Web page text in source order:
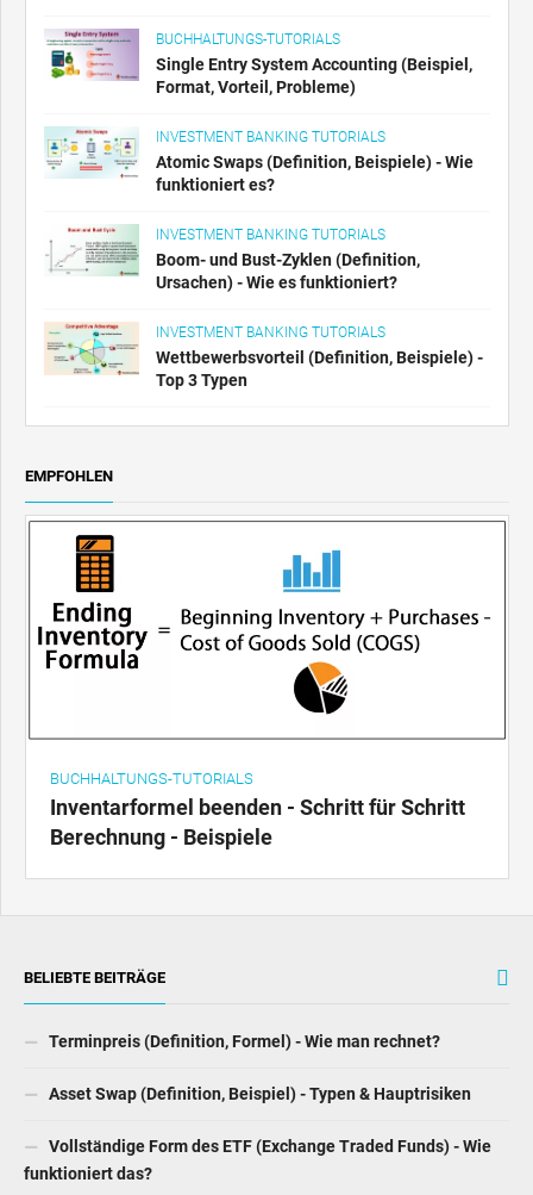
BUCHHALTUNGS-TUTORIALS
Single Entry System Accounting (Beispiel,
Format, Vorteil, Probleme)
INVESTMENT BANKING TUTORIALS
Atomic Swaps (Definition, Beispiele) - Wie
funktioniert es?
INVESTMENT BANKING TUTORIALS
Boom- und Bust-Zyklen (Definition,
Ursachen) - Wie es funktioniert?
INVESTMENT BANKING TUTORIALS
Wettbewerbsvorteil (Definition, Beispiele) -
Top 3 Typen
EMPFOHLEN
BUCHHALTUNGS-TUTORIALS
Inventarformel beenden - Schritt für Schritt
Berechnung - Beispiele
BELIEBTE BEITRÄGE
Terminpreis (Definition, Formel) - Wie man rechnet?
Asset Swap (Definition, Beispiel) - Typen & Hauptrisiken
Vollständige Form des ETF (Exchange Traded Funds) - Wie
funktioniert das?